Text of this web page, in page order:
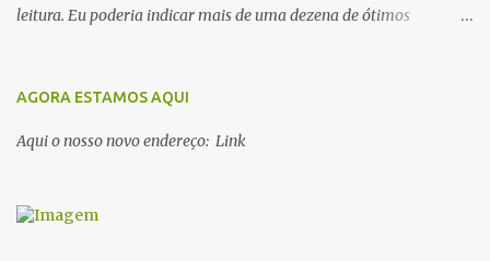
leitura. Eu poderia indicar mais de uma dezena de ótimos
1. Dalcídio Jurandir Nascido na cidade de Ponta de Pedras, Ilha do
dos quais 10 formam o chamado Ciclo do Extremo Norte -- uma
completar seus estudos na cidade grande. A série inicia com o livro
AGORA ESTAMOS AQUI
Aqui o nosso novo endereço: Link